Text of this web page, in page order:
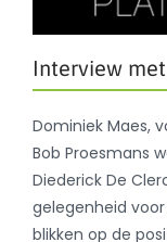
Interview
Dominiek Maes,
Bob Proesmans
Diederick De
gelegenheid
blikken op de